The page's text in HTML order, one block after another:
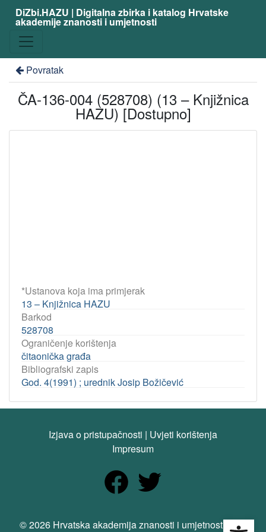
DiZbi.HAZU | Digitalna zbirka i katalog Hrvatske
akademije znanosti i umjetnosti
Povratak
ČA-136-004 (528708) (13 – Knjižnica
HAZU) [Dostupno]
*Ustanova koja ima primjerak
13 – Knjižnica HAZU
Barkod
528708
Ograničenje korištenja
čitaonička građa
Bibliografski zapis
God. 4(1991) ; urednik Josip Božičević
Izjava o pristupačnosti | Uvjeti korištenja
Impresum
© 2026 Hrvatska akademija znanosti i umjetnosti. Sva